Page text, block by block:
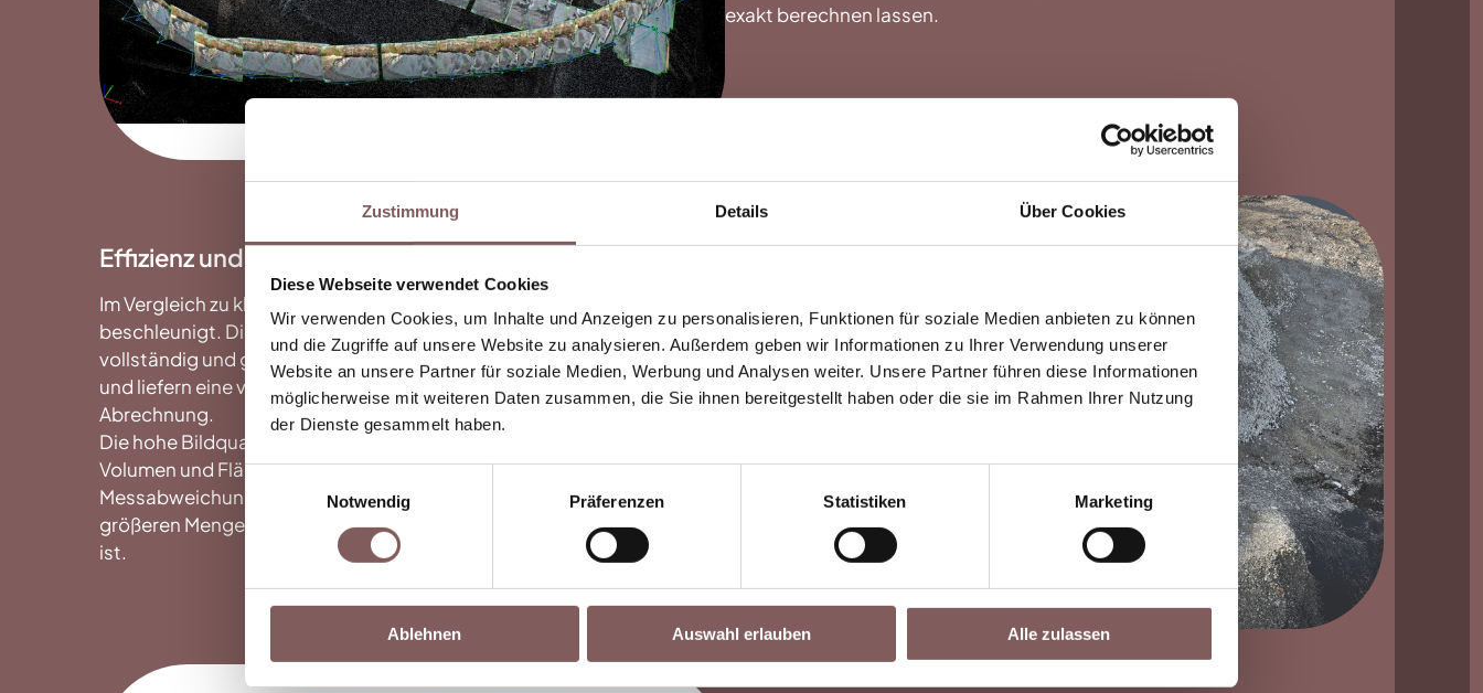
Zustimmung Details Über Cookies
Diese Webseite verwendet Cookies
Wir verwenden Cookies, um Inhalte und Anzeigen zu personalisieren, Funktionen für soziale Medien anbieten zu können
und die Zugriffe auf unsere Website zu analysieren. Außerdem geben wir Informationen zu Ihrer Verwendung unserer
Website an unsere Partner für soziale Medien, Werbung und Analysen weiter. Unsere Partner führen diese Informationen
möglicherweise mit weiteren Daten zusammen, die Sie ihnen bereitgestellt haben oder die sie im Rahmen Ihrer Nutzung
der Dienste gesammelt haben.
Notwendig
Präferenzen Statistiken Marketing
Ablehnen Auswahl erlauben Alle zulassen
exakt berechnen lassen.
Effizienz und Genauigkeit in der Praxis
Im Vergleich zu klassischen Methoden wird die Vermessung deutlich
beschleunigt. Die Drohne erfasst das Gelände innerhalb kürzester Zeit
vollständig und gleichmäßig. Anschließend werden die Daten ausgewertet
und liefern eine verlässliche Grundlage für die weitere Planung und
Abrechnung.
Die hohe Bildqualität ermöglicht eine sehr genaue Berechnung von
Volumen und Flächen. Durch den Einsatz der RTK Technologie werden
Messabweichungen auf ein Minimum reduziert, was insbesondere bei
größeren Mengen und wirtschaftlich relevanten Projekten entscheidend
ist.